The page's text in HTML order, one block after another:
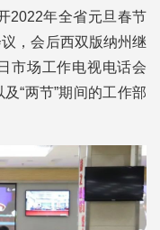
2022年全省元旦春节
，会后西双版纳州继
市场工作电视电话会
“两节”期间的工作部